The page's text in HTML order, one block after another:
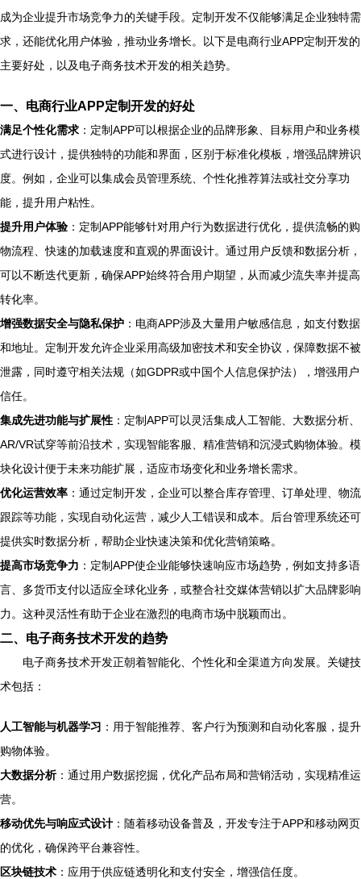
成为企业提升市场竞争力的关键手段。定制开发不仅能够满足企业独特需
求，还能优化用户体验，推动业务增长。以下是电商行业APP定制开发的
主要好处，以及电子商务技术开发的相关趋势。
一、电商行业APP定制开发的好处
满足个性化需求 ：定制APP可以根据企业的品牌形象、目标用户和业务模
式进行设计，提供独特的功能和界面，区别于标准化模板，增强品牌辨识
度。例如，企业可以集成会员管理系统、个性化推荐算法或社交分享功
能，提升用户粘性。
提升用户体验 ：定制APP能够针对用户行为数据进行优化，提供流畅的购
物流程、快速的加载速度和直观的界面设计。通过用户反馈和数据分析，
可以不断迭代更新，确保APP始终符合用户期望，从而减少流失率并提高
转化率。
增强数据安全与隐私保护 ：电商APP涉及大量用户敏感信息，如支付数据
和地址。定制开发允许企业采用高级加密技术和安全协议，保障数据不被
泄露，同时遵守相关法规（如GDPR或中国个人信息保护法），增强用户
信任。
集成先进功能与扩展性 ：定制APP可以灵活集成人工智能、大数据分析、
AR/VR试穿等前沿技术，实现智能客服、精准营销和沉浸式购物体验。模
块化设计便于未来功能扩展，适应市场变化和业务增长需求。
优化运营效率 ：通过定制开发，企业可以整合库存管理、订单处理、物流
跟踪等功能，实现自动化运营，减少人工错误和成本。后台管理系统还可
提供实时数据分析，帮助企业快速决策和优化营销策略。
提高市场竞争力 ：定制APP使企业能够快速响应市场趋势，例如支持多语
言、多货币支付以适应全球化业务，或整合社交媒体营销以扩大品牌影响
力。这种灵活性有助于企业在激烈的电商市场中脱颖而出。
二、电子商务技术开发的趋势
电子商务技术开发正朝着智能化、个性化和全渠道方向发展。关键技
术包括：
人工智能与机器学习 ：用于智能推荐、客户行为预测和自动化客服，提升
购物体验。
大数据分析：通过用户数据挖掘，优化产品布局和营销活动，实现精准运
营。
移动优先与响应式设计 ：随着移动设备普及，开发专注于APP和移动网页
的优化，确保跨平台兼容性。
区块链技术 ：应用于供应链透明化和支付安全，增强信任度。